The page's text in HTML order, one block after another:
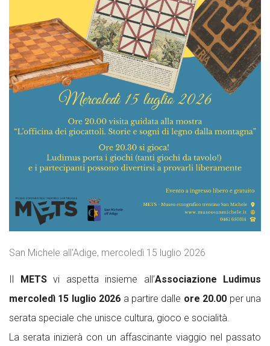
San Michele all'Adige, mercoledì 15 luglio 2026
Il METS vi aspetta insieme all’Associazione Ludimus
mercoledì 15 luglio 2026 a partire dalle ore 20.00 per una
serata speciale che unisce cultura, gioco e socialità.
La serata inizierà con un affascinante viaggio nel passato